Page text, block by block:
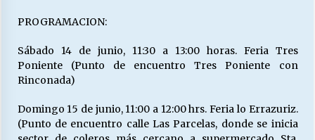
PROGRAMACION:
Sábado 14 de junio, 11:30 a 13:00 horas. Feria Tres
Poniente (Punto de encuentro Tres Poniente con
Rinconada)
Domingo 15 de junio, 11:00 a 12:00 hrs. Feria lo Errazuriz.
(Punto de encuentro calle Las Parcelas, donde se inicia